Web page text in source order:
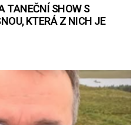
TANEČNÍ SHOW S
KTERÁ Z NICH JE